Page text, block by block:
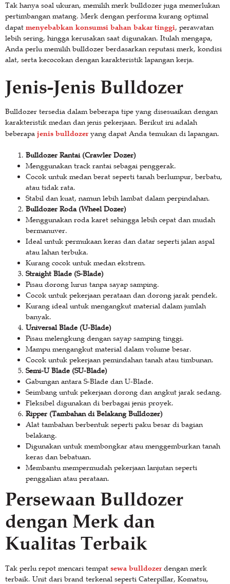
Tak hanya soal ukuran, memilih merk bulldozer juga memerlukan
pertimbangan matang. Merk dengan performa kurang optimal
dapat menyebabkan konsumsi bahan bakar tinggi, perawatan
lebih sering, hingga kerusakan saat digunakan. Itulah mengapa,
Anda perlu memilih bulldozer berdasarkan reputasi merk, kondisi
alat, serta kecocokan dengan karakteristik lapangan kerja.
Jenis-Jenis Bulldozer
Bulldozer tersedia dalam beberapa tipe yang disesuaikan dengan
karakteristik medan dan jenis pekerjaan. Berikut ini adalah
beberapa jenis bulldozeryang dapat Anda temukan di lapangan.
Bulldozer Rantai (Crawler Dozer)
Menggunakan track rantai sebagai penggerak.
Cocok untuk medan berat seperti tanah berlumpur, berbatu,
atau tidak rata.
Stabil dan kuat, namun lebih lambat dalam perpindahan.
Bulldozer Roda (Wheel Dozer)
Menggunakan roda karet sehingga lebih cepat dan mudah
bermanuver.
Ideal untuk permukaan keras dan datar seperti jalan aspal
atau lahan terbuka.
Kurang cocok untuk medan ekstrem.
Straight Blade (S-Blade)
Pisau dorong lurus tanpa sayap samping.
Cocok untuk pekerjaan perataan dan dorong jarak pendek.
Kurang ideal untuk mengangkut material dalam jumlah
banyak.
Universal Blade (U-Blade)
Pisau melengkung dengan sayap samping tinggi.
Mampu mengangkut material dalam volume besar.
Cocok untuk pekerjaan pemindahan tanah atau timbunan.
Semi-U Blade (SU-Blade)
Gabungan antara S-Blade dan U-Blade.
Seimbang untuk pekerjaan dorong dan angkut jarak sedang.
Fleksibel digunakan di berbagai jenis proyek.
Ripper (Tambahan di Belakang Bulldozer)
Alat tambahan berbentuk seperti paku besar di bagian
belakang.
Digunakan untuk membongkar atau menggemburkan tanah
keras dan bebatuan.
Membantu mempermudah pekerjaan lanjutan seperti
penggalian atau perataan.
Persewaan Bulldozer
dengan Merk dan
Kualitas Terbaik
Tak perlu repot mencari tempat sewa bulldozerdengan merk
terbaik. Unit dari brand terkenal seperti Caterpillar, Komatsu,